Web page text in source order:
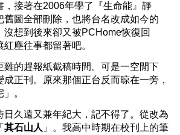
接著在2006年學了『生命能』靜
圖全部刪除，也將台名改成如今的
沒想到後來卻又被PCHome恢復回
塵往事都留著吧。
的趕報紙截稿時間。可是一空閒下
正刊。原來那個正台反而晾在一旁，
。
久遠又兼年紀大，記不得了。從改為
其石山人 」。我高中時期在校刊上的筆